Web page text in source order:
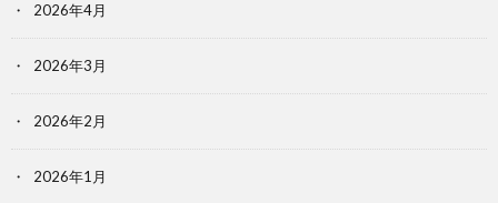
2026年4月
2026年3月
2026年2月
2026年1月